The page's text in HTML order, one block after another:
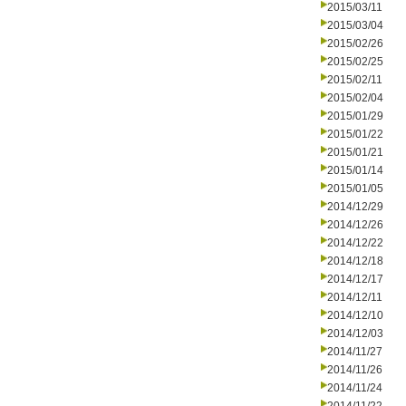
2015/03/11
2015/03/04
2015/02/26
2015/02/25
2015/02/11
2015/02/04
2015/01/29
2015/01/22
2015/01/21
2015/01/14
2015/01/05
2014/12/29
2014/12/26
2014/12/22
2014/12/18
2014/12/17
2014/12/11
2014/12/10
2014/12/03
2014/11/27
2014/11/26
2014/11/24